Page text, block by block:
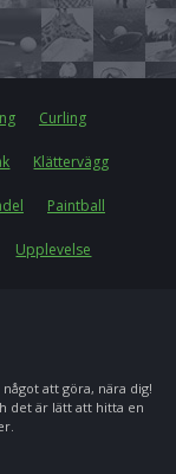
Curling
Klättervägg
Paintball
Upplevelse
att göra, nära dig!
det är lätt att hitta en